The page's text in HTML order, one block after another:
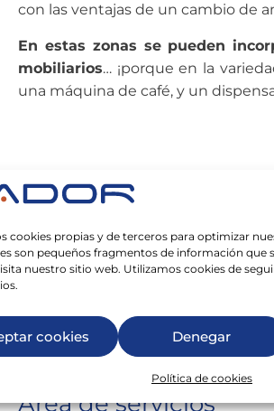
cookies propias y de terceros para optimizar
son pequeños fragmentos de información que
nuestro sitio web. Utilizamos cookies de
cookies Denegar
Política de cookies
con las ventajas de un cambio de
En estas zonas se pueden
mobiliarios… ¡porque en la
una máquina de café, y un
Recepción y taquillas
Resulta muy incómodo tener que
unas taquillas los usuarios
así no ocuparán un
Área de servicios